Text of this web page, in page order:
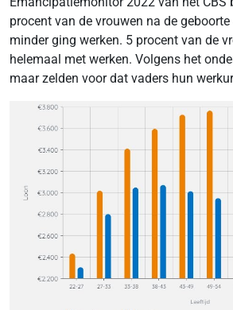
procent van de vrouwen na de
minder ging werken. 5 procent van de
helemaal met werken. Volgens het
maar zelden voor dat vaders hun